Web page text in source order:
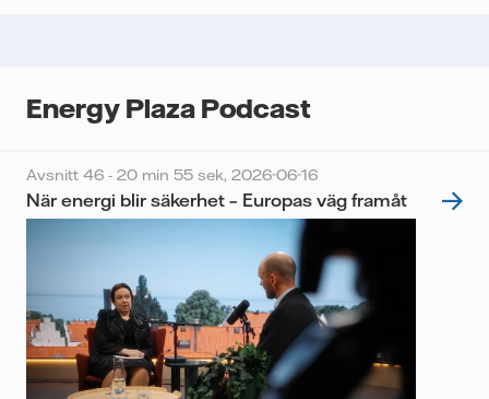
Energy Plaza Podcast
Avsnitt 46 - 20 min 55 sek, 2026-06-16
När energi blir säkerhet – Europas väg framåt